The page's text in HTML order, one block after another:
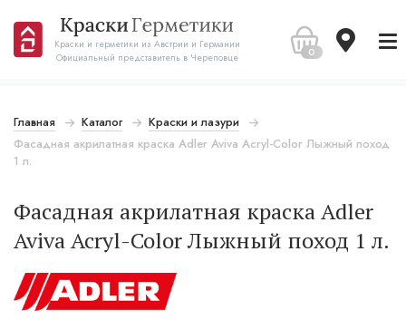
Краски и герметики из Австрии и Германии
Официальный представитель в Череповце
0
Главная Каталог
Краски и лазури
Фасадная акрилатная краска Adler Aviva Acryl-Color Лыжный поход
1 л.
Фасадная акрилатная краска Adler
Aviva Acryl-Color Лыжный поход 1 л.